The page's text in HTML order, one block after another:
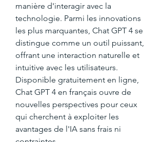
manière d'interagir avec la
technologie. Parmi les innovations
les plus marquantes, Chat GPT 4 se
distingue comme un outil puissant,
offrant une interaction naturelle et
intuitive avec les utilisateurs.
Disponible gratuitement en ligne,
Chat GPT 4 en français ouvre de
nouvelles perspectives pour ceux
qui cherchent à exploiter les
avantages de l'IA sans frais ni